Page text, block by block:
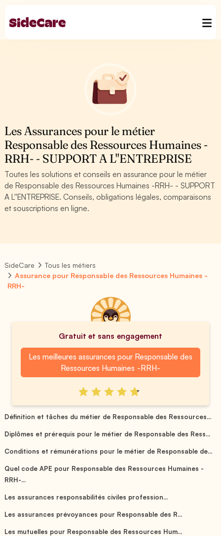
Les Assurances pour le métier
Responsable des Ressources Humaines -
RRH- - SUPPORT A L''ENTREPRISE
Toutes les solutions et conseils en assurance pour le métier
de Responsable des Ressources Humaines -RRH- - SUPPORT
A L''ENTREPRISE. Conseils, obligations légales, comparaisons
et souscriptions en ligne.
SideCare
Tous les métiers
Assurance pour Responsable des Ressources Humaines -
RRH-
Gratuit et sans engagement
Les meilleures assurances pour Responsable des
Ressources Humaines -RRH-
Définition et tâches du métier de Responsable des Ressources...
Diplômes et prérequis pour le métier de Responsable des Ress...
Conditions et rémunérations pour le métier de Responsable de...
Quel code APE pour Responsable des Ressources Humaines -
RRH-...
Les assurances responsabilités civiles profession...
Les assurances prévoyances pour Responsable des R...
Les mutuelles pour Responsable des Ressources Hum...